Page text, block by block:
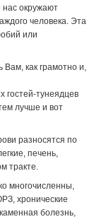
нас окружают
человека. Эта
или
как грамотно и,
гостей-тунеядцев
лучше и вот
разносятся по
печень,
тракте.
многочисленны,
хронические
болезнь,